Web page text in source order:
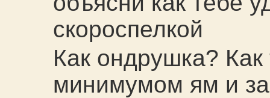
скороспелкой
Как ондрушка?
минимумом ям и за